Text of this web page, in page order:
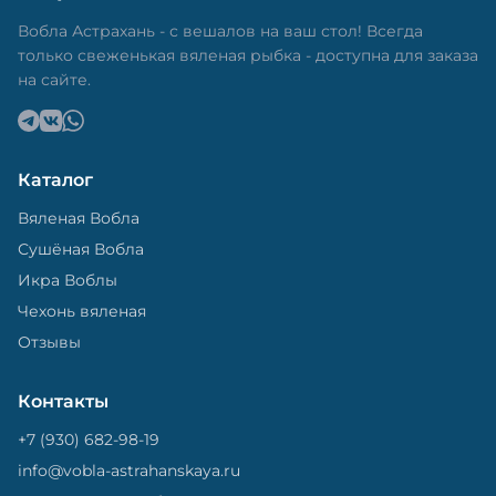
теряла влагу. Вяленая вобла — это не просто
вкусная еда, но и пример того, как можно сочетать
старые рецепты и современные технологии. Её
можно есть с напитками, и это будет очень вкусно.
Вобла Астрахань - с вешалов на ваш стол! Всегда
только свеженькая вяленая рыбка - доступна для заказа
на сайте.
Каталог
Вяленая Вобла
Сушёная Вобла
Икра Воблы
Чехонь вяленая
Отзывы
Контакты
+7 (930) 682-98-19
info@vobla-astrahanskaya.ru